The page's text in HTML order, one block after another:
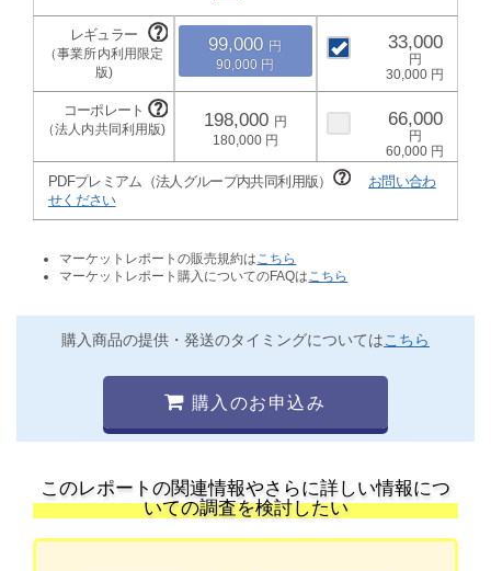
99,000
90,000
33,000
30,000
198,000
180,000
66,000
60,000
PDFプレミアム（法人グループ内共同利用版）
お問い合わ
せください
マーケットレポートの販売規約は こちら
マーケットレポート購入についてのFAQは こちら
購入商品の提供・発送のタイミングについてはこちら
購入のお申込み
このレポートの関連情報やさらに詳しい情報につ
いての調査を検討したい